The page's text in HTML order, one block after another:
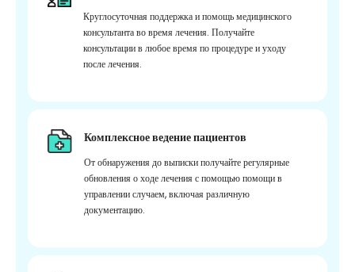
Круглосуточная поддержка и помощь медицинского
консультанта во время лечения. Получайте
консультации в любое время по процедуре и уходу
после лечения.
Комплексное ведение пациентов
От обнаружения до выписки получайте регулярные
обновления о ходе лечения с помощью помощи в
управлении случаем, включая различную
документацию.